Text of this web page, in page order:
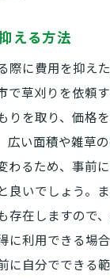
える方法
際に費用を抑え
で草刈りを依頼
りを取り、価格
広い面積や雑草
わるため、事前
良いでしょう。
存在しますので
に利用できる場
に自分でできる